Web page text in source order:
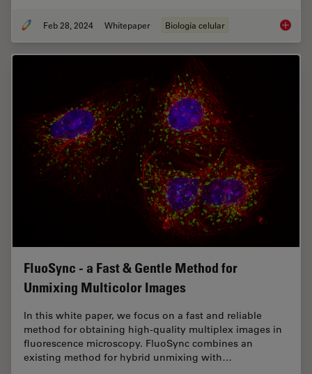
Feb 28, 2024 Whitepaper Biología celular How to
FluoSync - a Fast & Gentle Method for
Unmixing Multicolor Images
In this white paper, we focus on a fast and reliable
method for obtaining high-quality multiplex images in
fluorescence microscopy. FluoSync combines an
existing method for hybrid unmixing with…